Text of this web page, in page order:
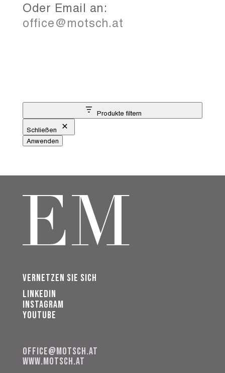
Oder Email an:
office@motsch.at
Produkte filtern
Schließen
Anwenden
Vernetzen Sie sich
Linkedin
Instagram
Youtube
office@motsch.at
www.motsch.at